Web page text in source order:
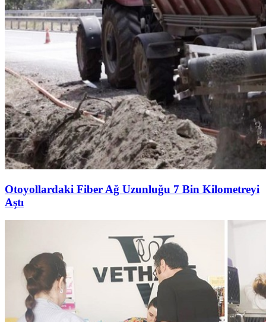
Otoyollardaki Fiber Ağ Uzunluğu 7 Bin Kilometreyi
Aştı